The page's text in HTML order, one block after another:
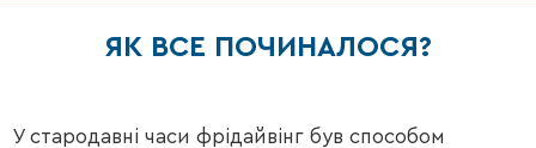
ЯК ВСЕ ПОЧИНАЛОСЯ?
У стародавні часи фрідайвінг був способом